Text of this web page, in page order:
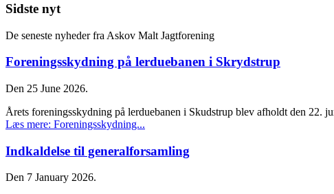
Sidste nyt
De seneste nyheder fra Askov Malt Jagtforening
Foreningsskydning på lerduebanen i Skrydstrup
Den 25 June 2026.
Årets foreningsskydning på lerduebanen i Skudstrup blev afholdt den 22.
Læs mere: Foreningsskydning...
Indkaldelse til generalforsamling
Den 7 January 2026.